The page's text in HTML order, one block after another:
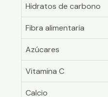
Hidratos de carbono
Fibra alimentaria
Azúcares
Vitamina C
Calcio